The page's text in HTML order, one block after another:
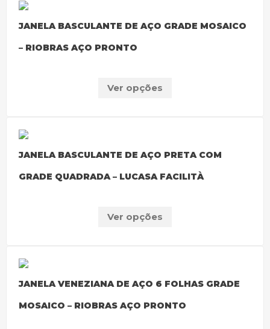
JANELA BASCULANTE DE AÇO GRADE MOSAICO
– RIOBRAS AÇO PRONTO
Ver opções
JANELA BASCULANTE DE AÇO PRETA COM
GRADE QUADRADA – LUCASA FACILITÀ
Ver opções
JANELA VENEZIANA DE AÇO 6 FOLHAS GRADE
MOSAICO – RIOBRAS AÇO PRONTO